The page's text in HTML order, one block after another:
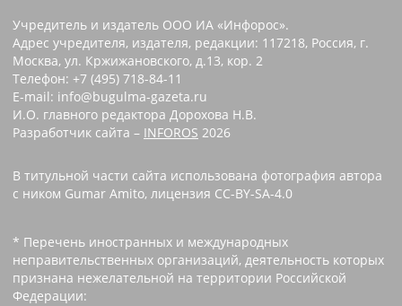
Учредитель и издатель ООО ИА «Инфорос».
Адрес учредителя, издателя, редакции: 117218, Россия, г.
Москва, ул. Кржижановского, д.13, кор. 2
Телефон: +7 (495) 718-84-11
E-mail: info@bugulma-gazeta.ru
И.О. главного редактора Дорохова Н.В.
Разработчик сайта – INFOROS 2026
В титульной части сайта использована фотография автора
с ником Gumar Amito, лицензия CC-BY-SA-4.0
* Перечень иностранных и международных
неправительственных организаций, деятельность которых
признана нежелательной на территории Российской
Федерации: